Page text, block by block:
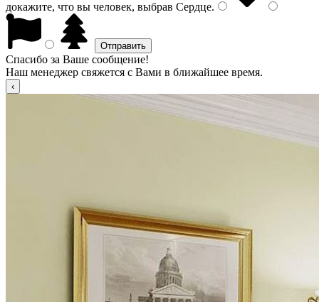
докажите, что вы человек, выбрав Сердце.
Спасибо за Ваше сообщение!
Наш менеджер свяжется с Вами в ближайшее время.